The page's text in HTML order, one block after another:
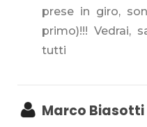
prese in giro,
primo)!!! Vedrai,
tutti
Marco Biasotti